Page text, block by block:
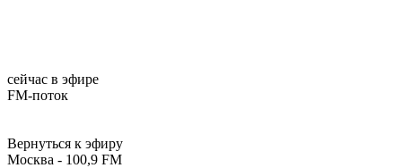
сейчас в эфире
FM-поток
Вернуться к эфиру
Москва - 100,9 FM